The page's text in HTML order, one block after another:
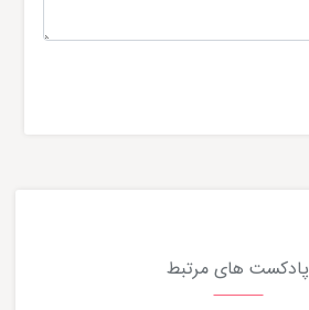
پادکست های مرتبط